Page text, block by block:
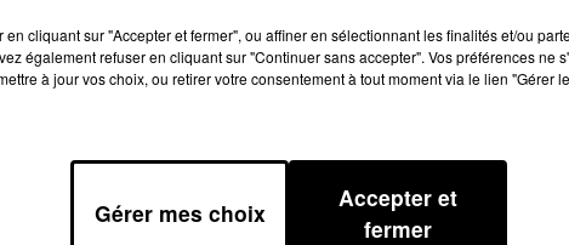
2024 À 06H59
en cliquant sur "Accepter et fermer", ou affiner en sélectionnant les finalités et/ou
également refuser en cliquant sur "Continuer sans accepter". Vos préférences ne
à jour vos choix, ou retirer votre consentement à tout moment via le lien "Gérer
Gérer mes choix
Accepter et
fermer